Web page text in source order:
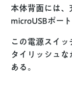
本体背面には、
microUSBポー
この電源スイ
タイリッシュ
ある。